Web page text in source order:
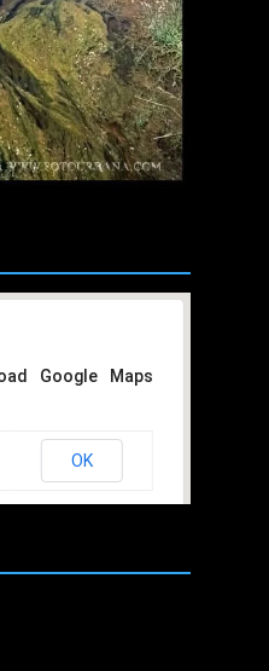
Google Maps
OK